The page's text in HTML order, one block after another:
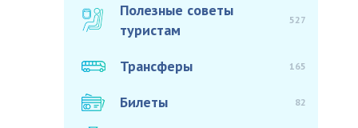
Полезные советы
туристам
527
Трансферы 165
Билеты 82